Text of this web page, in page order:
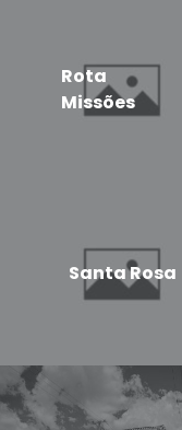
Rota
Missões
Santa Rosa